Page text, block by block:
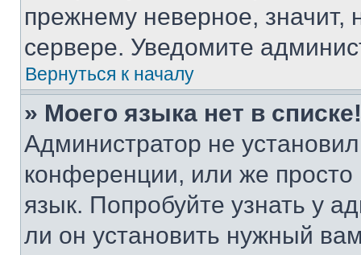
прежнему неверное, значит,
сервере. Уведомите
Вернуться к началу
» Моего языка нет в списке!
Администратор не
конференции, или же
язык. Попробуйте узнать у
ли он установить нужный